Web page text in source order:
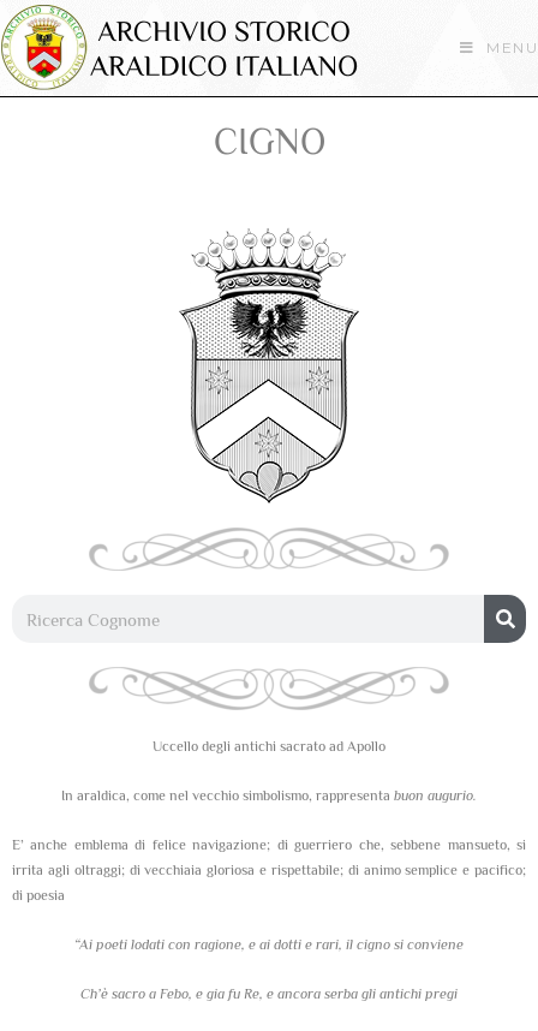
MENU
CIGNO
Uccello degli antichi sacrato ad Apollo
In araldica, come nel vecchio simbolismo, rappresenta buon augurio.
E’ anche emblema di felice navigazione; di guerriero che, sebbene mansueto, si
irrita agli oltraggi; di vecchiaia gloriosa e rispettabile; di animo semplice e pacifico;
di poesia
“Ai poeti lodati con ragione, e ai dotti e rari, il cigno si conviene
Ch’è sacro a Febo, e gia fu Re, e ancora serba gli antichi pregi